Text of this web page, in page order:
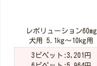
レボリューション60mg
犬用 5.1kg～10kg用
3ピペット:3,201円